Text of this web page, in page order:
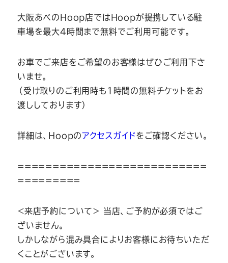
大阪あべのHoop店ではHoopが提携している駐
車場を最大4時間まで無料でご利用可能です。
お車でご来店をご希望のお客様はぜひご利用下さ
いませ。
（受け取りのご利用時も1時間の無料チケットをお
渡ししております）
詳細は、Hoopのアクセスガイドをご確認ください。
===========================
=========
＜来店予約について＞ 当店、ご予約が必須ではご
ざいません。
しかしながら混み具合によりお客様にお待ちいただ
くことがございます。